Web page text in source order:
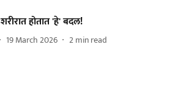
होतात 'हे' बदल!
19 March 2026 2min read